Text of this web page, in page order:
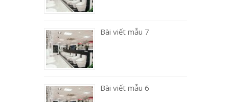
Bài viết mẫu 7
Bài viết mẫu 6